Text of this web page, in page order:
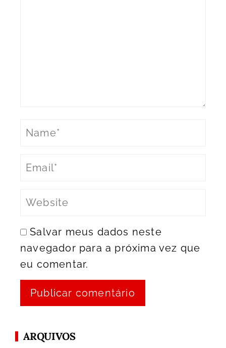
Salvar meus dados neste
navegador para a próxima vez que
eu comentar.
ARQUIVOS